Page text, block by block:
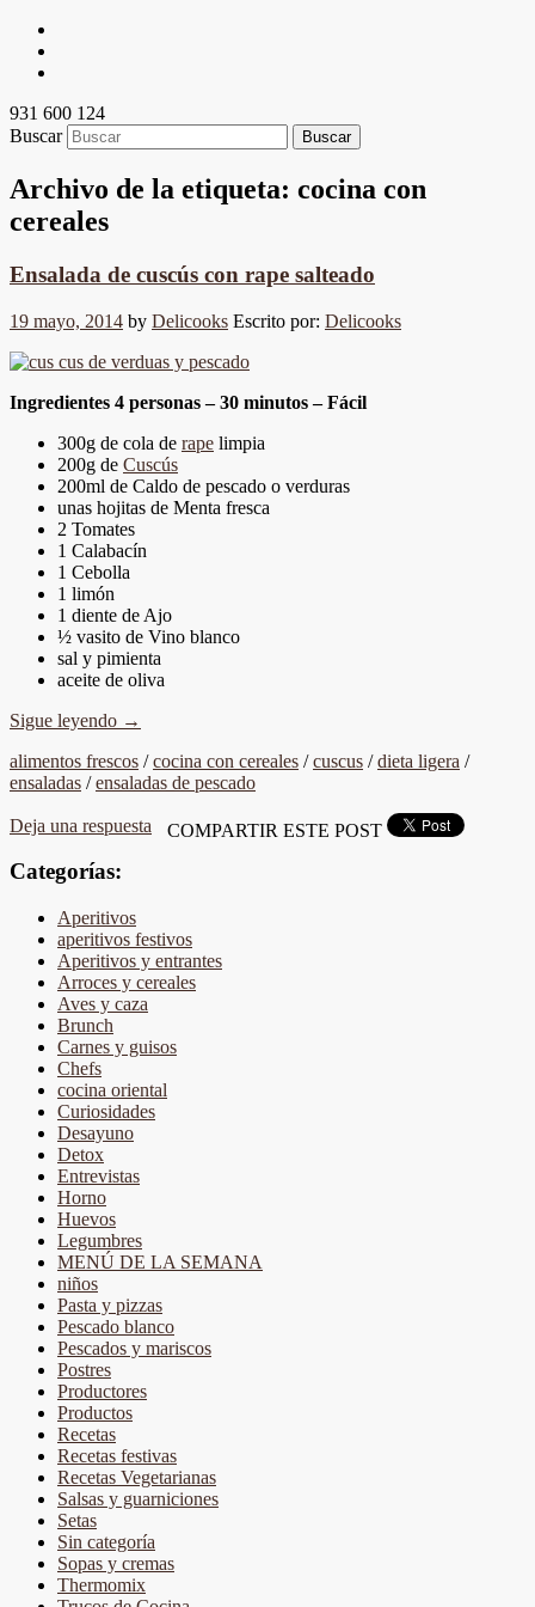
931 600 124
Buscar
Archivo de la etiqueta: cocina con
cereales
Ensalada de cuscús con rape salteado
19 mayo, 2014 by Delicooks Escrito por: Delicooks
Ingredientes 4 personas – 30 minutos – Fácil
300g de cola de rape limpia
200g de Cuscús
200ml de Caldo de pescado o verduras
unas hojitas de Menta fresca
2 Tomates
1 Calabacín
1 Cebolla
1 limón
1 diente de Ajo
½ vasito de Vino blanco
sal y pimienta
aceite de oliva
Sigue leyendo →
alimentos frescos /cocina con cereales /cuscus /dieta ligera /
ensaladas /ensaladas de pescado
Deja una respuesta COMPARTIR ESTE POST
Categorías:
Aperitivos
aperitivos festivos
Aperitivos y entrantes
Arroces y cereales
Aves y caza
Brunch
Carnes y guisos
Chefs
cocina oriental
Curiosidades
Desayuno
Detox
Entrevistas
Horno
Huevos
Legumbres
MENÚ DE LA SEMANA
niños
Pasta y pizzas
Pescado blanco
Pescados y mariscos
Postres
Productores
Productos
Recetas
Recetas festivas
Recetas Vegetarianas
Salsas y guarniciones
Setas
Sin categoría
Sopas y cremas
Thermomix